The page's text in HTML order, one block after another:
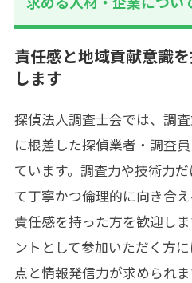
責任感と地域貢献意識
します
探偵法人調査士会では、調
に根差した探偵業者・調査
ています。調査力や技術力
て丁寧かつ倫理的に向き合
責任感を持った方を歓迎し
ントとして参加いただく方
点と情報発信力が求められ